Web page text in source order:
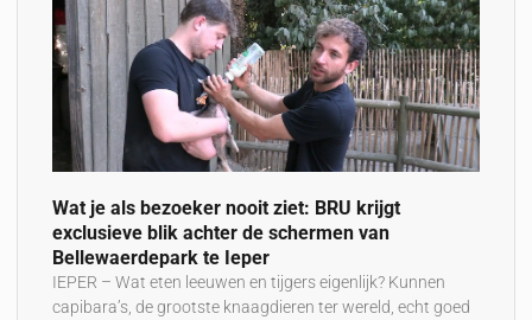
Wat je als bezoeker nooit ziet: BRU krijgt
exclusieve blik achter de schermen van
Bellewaerdepark te Ieper
IEPER – Wat eten leeuwen en tijgers eigenlijk? Kunnen
capibara’s, de grootste knaagdieren ter wereld, echt goed